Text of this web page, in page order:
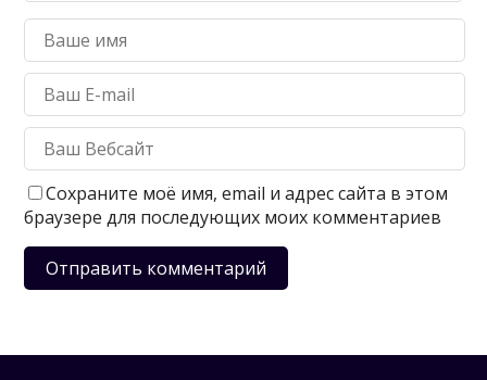
Сохраните моё имя, email и адрес сайта в этом
браузере для последующих моих комментариев